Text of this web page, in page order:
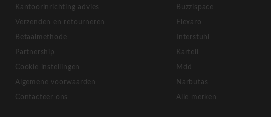
Ontworpen voor intensief gebruik
Merk positioning
Cascandostaat bekend om modulaire designoplossingen die flexibiliteit en
Kantoorinrichting advies
Verzenden en retourneren
Betaalmethode
Partnership
Cookie instellingen
Algemene voorwaarden
Contacteer ons
Buzzispace
Flexaro
Interstuhl
Kartell
Mdd
Narbutas
Alle merken